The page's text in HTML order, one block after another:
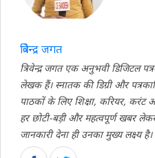
त्रिवेन्द्र जगत
त्रिवेन्द्र जगत एक अनुभवी डिजिटल
लेखक हैं। स्नातक की डिग्री और
पाठकों के लिए शिक्षा, करियर,
हर छोटी-बड़ी और महत्वपूर्ण खबर
जानकारी देना ही उनका मुख्य लक्ष्य है।